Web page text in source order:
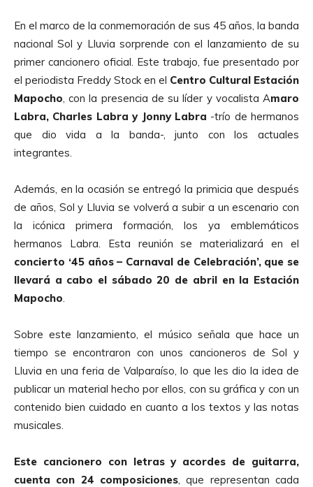
En el marco de la conmemoración de sus 45 años, la banda
nacional Sol y Lluvia sorprende con el lanzamiento de su
primer cancionero oficial. Este trabajo, fue presentado por
el periodista Freddy Stock en el Centro Cultural Estación
Mapocho , con la presencia de su líder y vocalista Amaro
Labra, Charles Labra y Jonny Labra -trío de hermanos
que dio vida a la banda-, junto con los actuales
integrantes.
Además, en la ocasión se entregó la primicia que después
de años, Sol y Lluvia se volverá a subir a un escenario con
la icónica primera formación, los ya emblemáticos
hermanos Labra. Esta reunión se materializará en el
concierto ‘45 años – Carnaval de Celebración’, que se
llevará a cabo el sábado 20 de abril en la Estación
Mapocho
Sobre este lanzamiento, el músico señala que hace un
tiempo se encontraron con unos cancioneros de Sol y
Lluvia en una feria de Valparaíso, lo que les dio la idea de
publicar un material hecho por ellos, con su gráfica y con un
contenido bien cuidado en cuanto a los textos y las notas
musicales.
Este cancionero con letras y acordes de guitarra,
cuenta con 24 composiciones , que representan cada